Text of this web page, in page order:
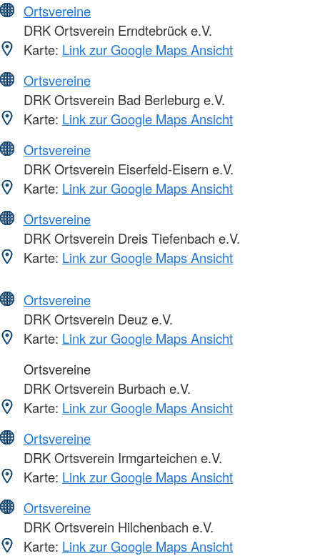
Ortsvereine
DRK Ortsverein Erndtebrück e.V.
Karte: Link zur Google Maps Ansicht
Ortsvereine
DRK Ortsverein Bad Berleburg e.V.
Karte: Link zur Google Maps Ansicht
Ortsvereine
DRK Ortsverein Eiserfeld-Eisern e.V.
Karte: Link zur Google Maps Ansicht
Ortsvereine
DRK Ortsverein Dreis Tiefenbach e.V.
Karte: Link zur Google Maps Ansicht
Ortsvereine
DRK Ortsverein Deuz e.V.
Karte: Link zur Google Maps Ansicht
Ortsvereine
DRK Ortsverein Burbach e.V.
Karte: Link zur Google Maps Ansicht
Ortsvereine
DRK Ortsverein Irmgarteichen e.V.
Karte: Link zur Google Maps Ansicht
Ortsvereine
DRK Ortsverein Hilchenbach e.V.
Karte: Link zur Google Maps Ansicht